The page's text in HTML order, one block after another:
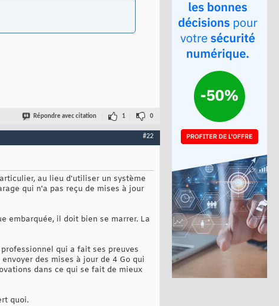
Répondre avec citation 1 0
#22
au lieu d'utiliser un système
qui n'a pas reçu de mises à jour
embarquée, il doit bien se marrer. La
qui a fait ses preuves
des mises à jour de 4 Go qui
dans ce qui se fait de mieux
quoi.